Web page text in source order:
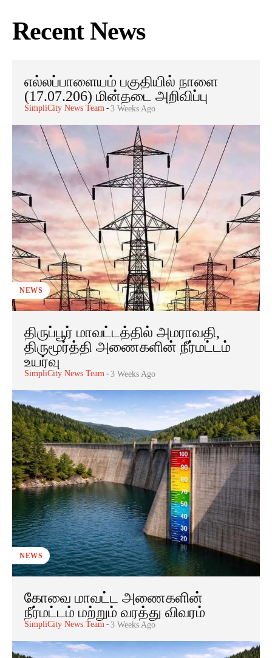
Recent News
எல்லப்பாளையம் பகுதியில் நாளை
(17.07.206) மின்தடை அறிவிப்பு
SimpliCity News Team - 3 Weeks Ago
NEWS
திருப்பூர் மாவட்டத்தில் அமராவதி,
திருமூர்த்தி அணைகளின் நீர்மட்டம்
உயர்வு
SimpliCity News Team - 3 Weeks Ago
NEWS
கோவை மாவட்ட அணைகளின்
நீர்மட்டம் மற்றும் வரத்து விவரம்
SimpliCity News Team - 3 Weeks Ago